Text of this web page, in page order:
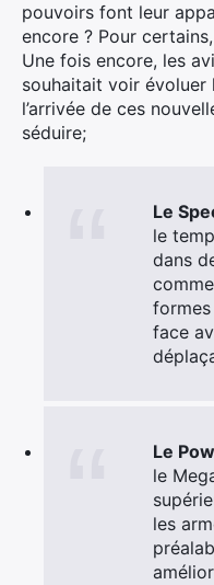
pouvoirs font leur
encore ? Pour
Une fois encore, les
souhaitait voir évoluer
l’arrivée de ces
séduire;
Le
le
dans
face
Le
le
les